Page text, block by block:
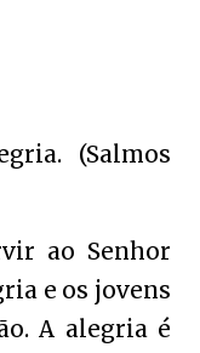
(Salmos
ao Senhor
e os jovens
A alegria é